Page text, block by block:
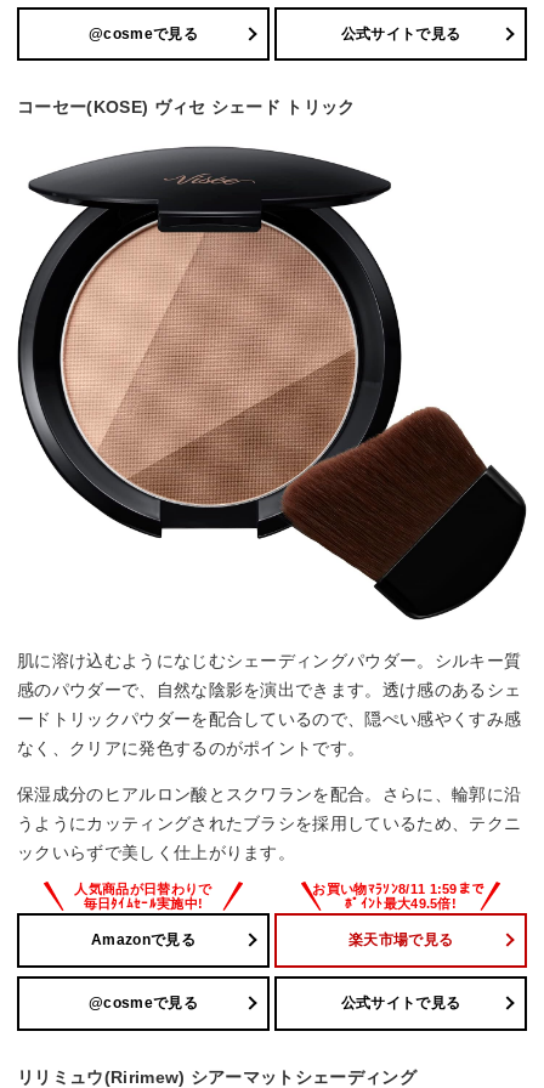
@cosmeで見る 公式サイトで見る
コーセー(KOSE) ヴィセ シェード トリック
肌に溶け込むようになじむシェーディングパウダー。シルキー質
感のパウダーで、自然な陰影を演出できます。透け感のあるシェ
ードトリックパウダーを配合しているので、隠ぺい感やくすみ感
なく、クリアに発色するのがポイントです。
保湿成分のヒアルロン酸とスクワランを配合。さらに、輪郭に沿
うようにカッティングされたブラシを採用しているため、テクニ
ックいらずで美しく仕上がります。
Amazonで見る 楽天市場で見る
@cosmeで見る 公式サイトで見る
リリミュウ(Ririmew) シアーマットシェーディング